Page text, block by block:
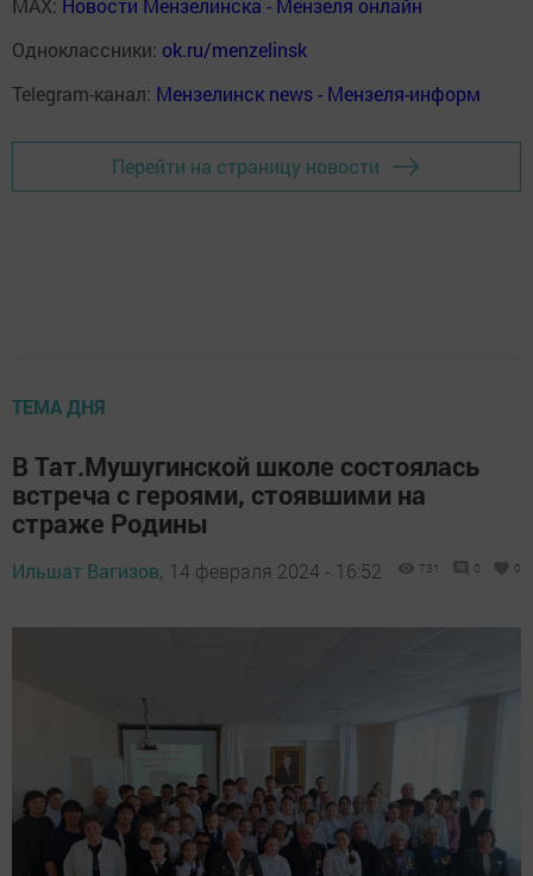
MAX: Новости Мензелинска - Мензеля онлайн
Одноклассники: ok.ru/menzelinsk
Telegram-канал: Мензелинск news - Мензеля-информ
Перейти на страницу новости
ТЕМА ДНЯ
В Тат.Мушугинской школе состоялась
встреча с героями, стоявшими на
страже Родины
Ильшат Вагизов, 14 февраля 2024 - 16:52 731 0 0